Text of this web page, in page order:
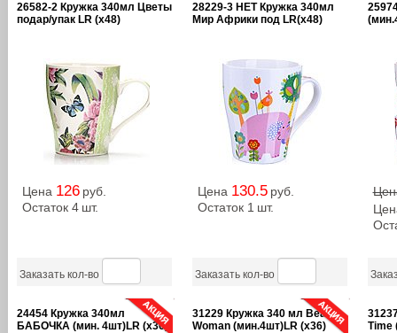
26582-2 Кружка 340мл Цветы
подар/упак LR (х48)
Цена 126 руб.
Остаток 4 шт.
Заказать кол-во
28229-3 НЕТ Кружка 340мл
Мир Африки под LR(х48)
Цена 130.5 руб.
Остаток 1 шт.
Заказать кол-во
24454 Кружка 340мл
БАБОЧКА (мин. 4шт)LR (х36)
31229 Кружка 340 мл Beauty
Woman (мин.4шт)LR (х36)
Time